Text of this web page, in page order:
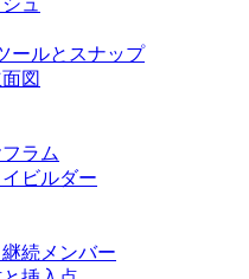
ュ
ールとスナップ
図
ラム
ビルダー
続メンバー